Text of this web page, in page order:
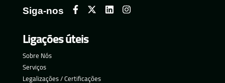
Siga-nos
Ligações úteis
Sobre Nós
Serviços
Legalizações / Certificações